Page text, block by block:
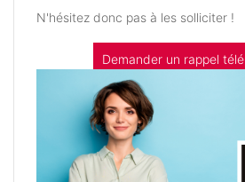
N'hésitez donc pas à les solliciter !
Demander un rappel